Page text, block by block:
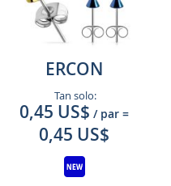
ERCON
Tan solo:
0,45 US$ / par =
0,45 US$